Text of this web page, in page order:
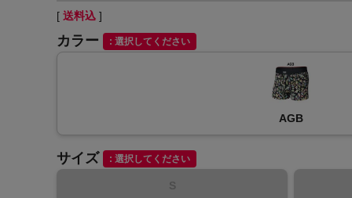
送料込
カラー 選択してください
AGB
サイズ 選択してください
S